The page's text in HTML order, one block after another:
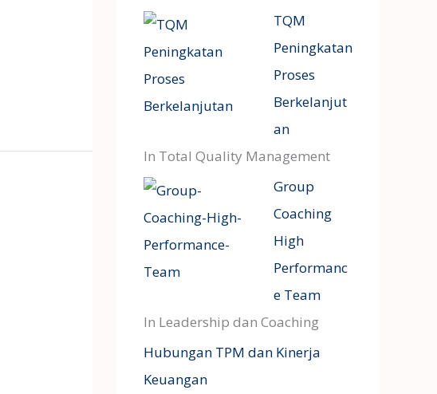
TQM
Peningkatan
Proses
Berkelanjut
an
In Total Quality Management
Group
Coaching
High
Performanc
e Team
In Leadership dan Coaching
Hubungan TPM dan Kinerja
Keuangan